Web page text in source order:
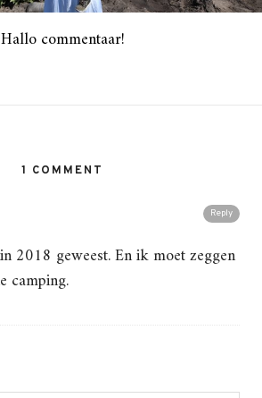
Hallo commentaar!
1 COMMENT
Reply
2018 geweest. En ik moet zeggen
camping.